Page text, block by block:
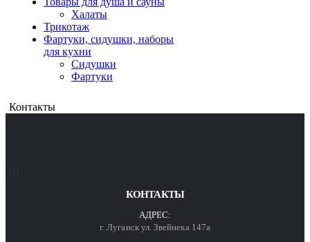
Халаты
Трикотаж
Фартуки, сидушки, наборы
для кухни
Сидушки
Фартуки
Контакты
КОНТАКТЫ
АДРЕС:
г. Луганск ул. Звейнека 147а